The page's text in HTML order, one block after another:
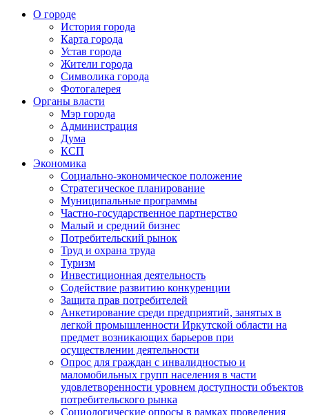
О городе
История города
Карта города
Устав города
Жители города
Символика города
Фотогалерея
Органы власти
Мэр города
Администрация
Дума
КСП
Экономика
Социально-экономическое положение
Стратегическое планирование
Муниципальные программы
Частно-государственное партнерство
Малый и средний бизнес
Потребительский рынок
Труд и охрана труда
Туризм
Инвестиционная деятельность
Содействие развитию конкуренции
Защита прав потребителей
Анкетирование среди предприятий, занятых в
легкой промышленности Иркутской области на
предмет возникающих барьеров при
осуществлении деятельности
Опрос для граждан с инвалидностью и
маломобильных групп населения в части
удовлетворенности уровнем доступности объектов
потребительского рынка
Социологические опросы в рамках проведения